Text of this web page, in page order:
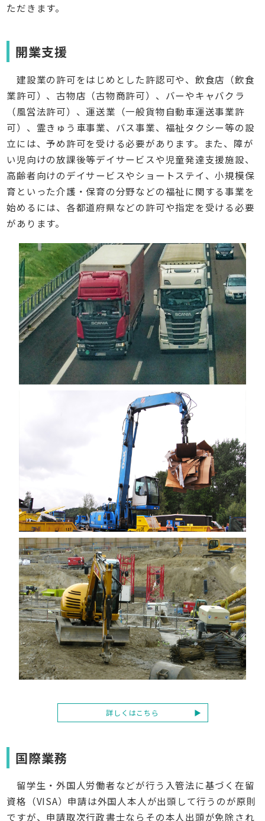
ただきます。
開業支援
建設業の許可をはじめとした許認可や、飲食店（飲食
業許可）、古物店（古物商許可）、バーやキャバクラ
（風営法許可）、運送業（一般貨物自動車運送事業許
可）、霊きゅう車事業、バス事業、福祉タクシー等の設
立には、予め許可を受ける必要があります。また、障が
い児向けの放課後等デイサービスや児童発達支援施設、
高齢者向けのデイサービスやショートステイ、小規模保
育といった介護・保育の分野などの福祉に関する事業を
始めるには、各都道府県などの許可や指定を受ける必要
があります。
詳しくはこちら
国際業務
留学生・外国人労働者などが行う入管法に基づく在留
資格（VISA）申請は外国人本人が出頭して行うのが原則
ですが、申請取次行政書士ならその本人出頭が免除され